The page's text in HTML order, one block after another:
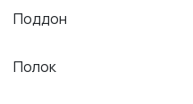
Поддон
Полок